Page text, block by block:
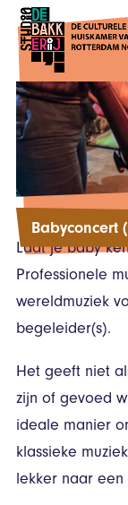
Babyconcert
Laat je baby
Professionele
wereldmuziek
begeleider(s).
Het geeft niet
zijn of gevoed
ideale manier
klassieke
lekker naar een